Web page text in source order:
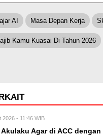
AI Masa Depan Kerja
Kamu Kuasai Di Tahun 2026
2026 - 11:46 WIB
Akulaku Agar di ACC